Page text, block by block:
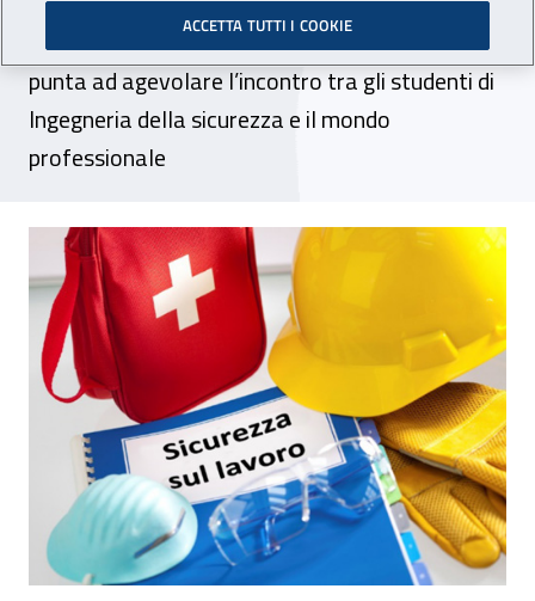
Sicilia e dall’Università degli Studi di Palermo,
punta ad agevolare l’incontro tra gli studenti di
Ingegneria della sicurezza e il mondo
professionale
Webinar – “Safety Day”
ACCETTA TUTTI I COOKIE